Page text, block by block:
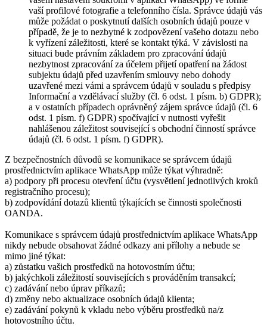
vaší profilové fotografie a telefonního čísla. Správce údajů vás
může požádat o poskytnutí dalších osobních údajů pouze v
případě, že je to nezbytné k zodpovězení vašeho dotazu nebo
k vyřízení záležitosti, které se kontakt týká. V závislosti na
situaci bude právním základem pro zpracování údajů
nezbytnost zpracování za účelem přijetí opatření na žádost
subjektu údajů před uzavřením smlouvy nebo dohody
uzavřené mezi vámi a správcem údajů v souladu s předpisy
Informační a vzdělávací služby (čl. 6 odst. 1 písm. b) GDPR);
a v ostatních případech oprávněný zájem správce údajů (čl. 6
odst. 1 písm. f) GDPR) spočívající v nutnosti vyřešit
nahlášenou záležitost související s obchodní činností správce
údajů (čl. 6 odst. 1 písm. f) GDPR).
Z bezpečnostních důvodů se komunikace se správcem údajů
prostřednictvím aplikace WhatsApp může týkat výhradně:
a) podpory při procesu otevření účtu (vysvětlení jednotlivých kroků
registračního procesu);
b) zodpovídání dotazů klientů týkajících se činnosti společnosti
OANDA.
Komunikace s správcem údajů prostřednictvím aplikace WhatsApp
nikdy nebude obsahovat žádné odkazy ani přílohy a nebude se
mimo jiné týkat:
a) zůstatku vašich prostředků na hotovostním účtu;
b) jakýchkoli záležitostí souvisejících s prováděním transakcí;
c) zadávání nebo úprav příkazů;
d) změny nebo aktualizace osobních údajů klienta;
e) zadávání pokynů k vkladu nebo výběru prostředků na/z
hotovostního účtu.